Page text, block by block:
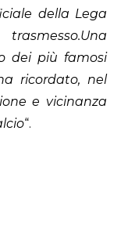
della Lega
dei più famosi
ricordato, nel
e vicinanza
“.